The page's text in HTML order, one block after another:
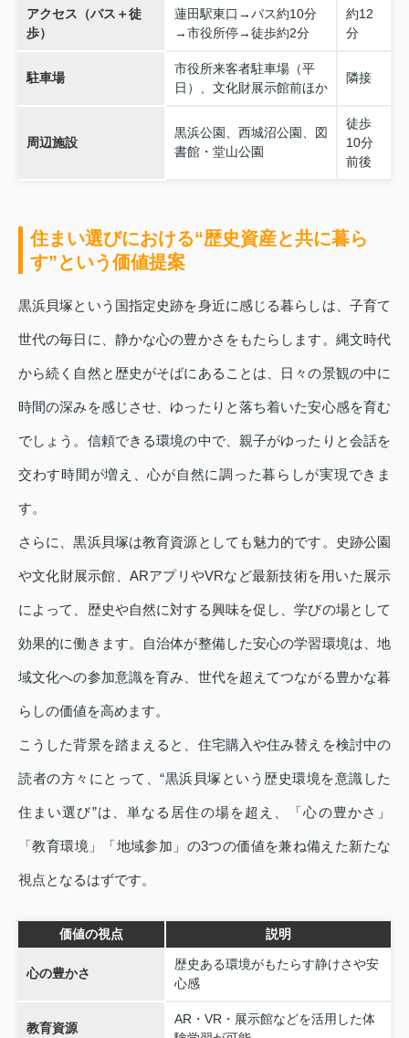
アクセス（バス＋徒
歩）
蓮田駅東口→バス約10分
→市役所停→徒歩約2分
約12
分
駐車場
市役所来客者駐車場（平
日）、文化財展示館前ほか
隣接
周辺施設
黒浜公園、西城沼公園、図
書館・堂山公園
徒歩
10分
前後
住まい選びにおける“歴史資産と共に暮ら
す”という価値提案
黒浜貝塚という国指定史跡を身近に感じる暮らしは、子育て
世代の毎日に、静かな心の豊かさをもたらします。縄文時代
から続く自然と歴史がそばにあることは、日々の景観の中に
時間の深みを感じさせ、ゆったりと落ち着いた安心感を育む
でしょう。信頼できる環境の中で、親子がゆったりと会話を
交わす時間が増え、心が自然に調った暮らしが実現できま
す。
さらに、黒浜貝塚は教育資源としても魅力的です。史跡公園
や文化財展示館、ARアプリやVRなど最新技術を用いた展示
によって、歴史や自然に対する興味を促し、学びの場として
効果的に働きます。自治体が整備した安心の学習環境は、地
域文化への参加意識を育み、世代を超えてつながる豊かな暮
らしの価値を高めます。
こうした背景を踏まえると、住宅購入や住み替えを検討中の
読者の方々にとって、“黒浜貝塚という歴史環境を意識した
住まい選び”は、単なる居住の場を超え、「心の豊かさ」
「教育環境」「地域参加」の3つの価値を兼ね備えた新たな
視点となるはずです。
価値の視点 説明
心の豊かさ
歴史ある環境がもたらす静けさや安
心感
教育資源
AR・VR・展示館などを活用した体